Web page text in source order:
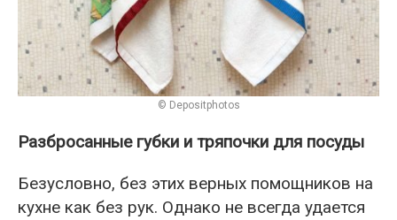
© Depositphotos
Разбросанные губки и тряпочки для посуды
Безусловно, без этих верных помощников на
кухне как без рук. Однако не всегда удается